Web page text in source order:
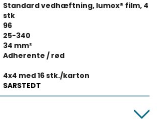
Standard vedhæftning, lumox® film, 4
stk
96
25-340
34 mm²
Adherente / rød
4x4 med 16 stk./karton
SARSTEDT